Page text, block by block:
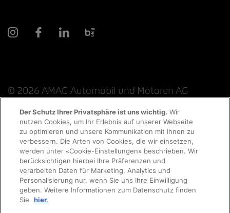
Probefahrt
Terminvereinbarung
Auto finden
© 2026 AMAG Automobil und Motoren AG
Datenschutzerklärung Rechtliche Hinweise
Rechtliche Hinweise Online-Chat
Cookie-Richtlinie Impressum AGB Jobs
Der Schutz Ihrer Privatsphäre ist uns wichtig. Wir
nutzen Cookies, um Ihr Erlebnis auf unserer Webseite
zu optimieren und unsere Kommunikation mit Ihnen zu
verbessern. Die Arten von Cookies, die wir einsetzen,
werden unter «Cookie-Einstellungen» beschrieben. Wir
berücksichtigen hierbei Ihre Präferenzen und
verarbeiten Daten für Marketing, Analytics und
Personalisierung nur, wenn Sie uns Ihre Einwilligung
geben. Weitere Informationen zum Datenschutz finden
Sie
hier.